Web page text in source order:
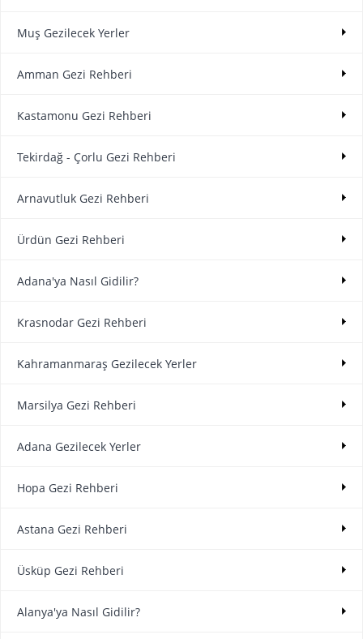
Muş Gezilecek Yerler
Amman Gezi Rehberi
Kastamonu Gezi Rehberi
Tekirdağ - Çorlu Gezi Rehberi
Arnavutluk Gezi Rehberi
Ürdün Gezi Rehberi
Adana'ya Nasıl Gidilir?
Krasnodar Gezi Rehberi
Kahramanmaraş Gezilecek Yerler
Marsilya Gezi Rehberi
Adana Gezilecek Yerler
Hopa Gezi Rehberi
Astana Gezi Rehberi
Üsküp Gezi Rehberi
Alanya'ya Nasıl Gidilir?